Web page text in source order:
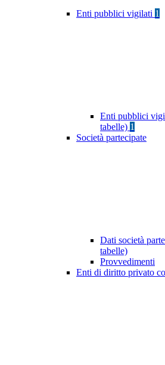
Enti pubblici vigilati 1
Enti pubblici
tabelle) 1
Società partecipate
Dati società
tabelle)
Provvedimenti
Enti di diritto privato